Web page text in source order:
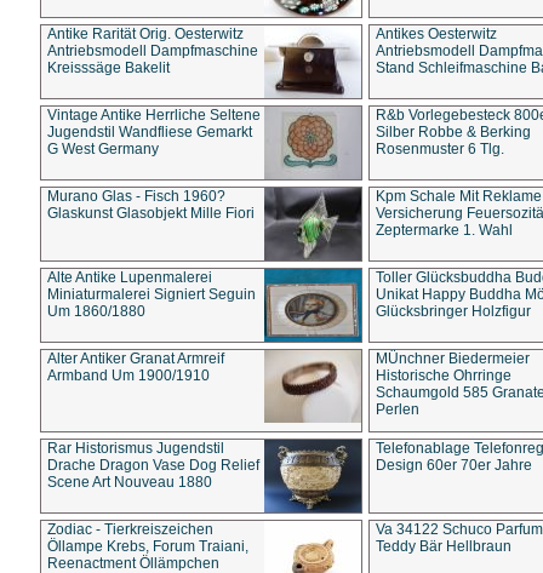
Antike Rarität Orig. Oesterwitz
Antriebsmodell Dampfmaschine
Kreisssäge Bakelit
Antikes Oesterwitz
Antriebsmodell
Stand Schleifmaschine
Vintage Antike Herrliche Seltene
Jugendstil Wandfliese Gemarkt
G West Germany
R&b Vorlegebesteck
Silber Robbe & Berking
Rosenmuster 6 Tlg.
Murano Glas - Fisch 1960?
Glaskunst Glasobjekt Mille Fiori
Kpm Schale Mit Reklame
Versicherung
Zeptermarke 1. Wahl
Alte Antike Lupenmalerei
Miniaturmalerei Signiert Seguin
Um 1860/1880
Toller Glücksbuddha
Unikat Happy Buddha
Glücksbringer Holzfigur
Alter Antiker Granat Armreif
Armband Um 1900/1910
MÜnchner Biedermeier
Historische Ohrringe
Schaumgold 585
Perlen
Rar Historismus Jugendstil
Drache Dragon Vase Dog Relief
Scene Art Nouveau 1880
Telefonablage
Design 60er 70er Jahre
Zodiac - Tierkreiszeichen
Öllampe Krebs, Forum Traiani,
Reenactment Öllämpchen
Va 34122 Schuco
Teddy Bär Hellbraun